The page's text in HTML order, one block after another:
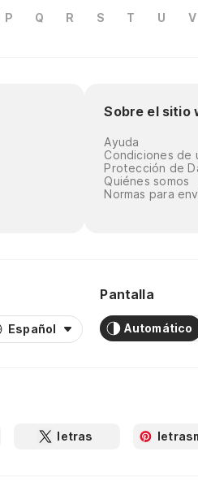
P Q R S T U V
Sobre el sitio
Ayuda
Condiciones de
Protección de
Quiénes somos
Normas para
Español
Pantalla
Automático
letras